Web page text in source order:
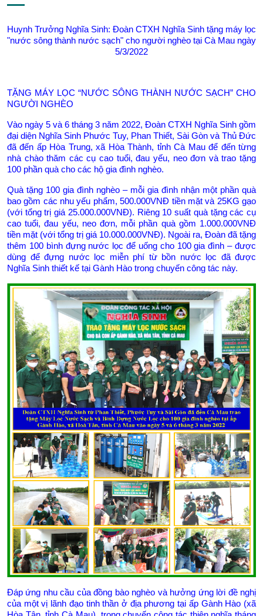
Huynh Trưởng Nghĩa Sinh: Đoàn CTXH Nghĩa Sinh tặng máy lọc
"nước sông thành nước sạch" cho người nghèo tại Cà Mau ngày
5/3/2022
TẶNG MÁY LỌC “NƯỚC SÔNG THÀNH NƯỚC SẠCH” CHO
NGƯỜI NGHÈO
Vào ngày 5 và 6 tháng 3 năm 2022, Đoàn CTXH Nghĩa Sinh gồm
đại diện Nghĩa Sinh Phước Tuy, Phan Thiết, Sài Gòn và Thủ Đức
đã đến ấp Hòa Trung, xã Hòa Thành, tỉnh Cà Mau để đến từng
nhà chào thăm các cụ cao tuổi, đau yếu, neo đơn và trao tặng
100 phần quà cho các hộ gia đình nghèo.
Quà tặng 100 gia đình nghèo – mỗi gia đình nhận một phần quà
bao gồm các nhu yếu phẩm, 500.000VNĐ tiền mặt và 25KG gạo
(với tổng trị giá 25.000.000VNĐ). Riêng 10 suất quà tặng các cụ
cao tuổi, đau yếu, neo đơn, mỗi phần quà gồm 1.000.000VNĐ
tiền mặt (với tổng trị giá 10.000.000VNĐ). Ngoài ra, Đoàn đã tặng
thêm 100 bình đựng nước lọc để uống cho 100 gia đình – được
dùng để đựng nước lọc miễn phí từ bồn nước lọc đã được
Nghĩa Sinh thiết kế tại Gành Hào trong chuyến công tác này.
Đáp ứng nhu cầu của đồng bào nghèo và hưởng ứng lời đề nghị
của một vị lãnh đạo tinh thần ở địa phương tại ấp Gành Hào (xã